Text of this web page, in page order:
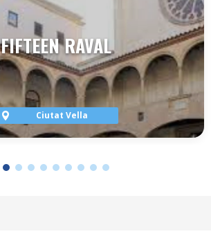
FIFTEEN RAVAL
Ciutat Vella
VER TERRAZA